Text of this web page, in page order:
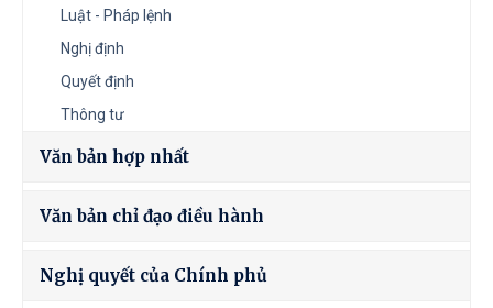
Luật - Pháp lệnh
Nghị định
Quyết định
Thông tư
Văn bản hợp nhất
Văn bản chỉ đạo điều hành
Nghị quyết của Chính phủ